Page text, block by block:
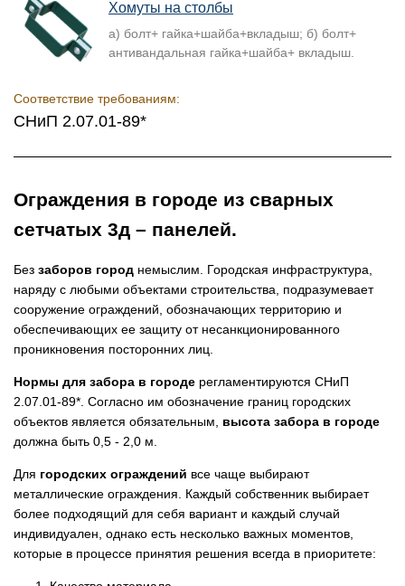
Хомуты на столбы
а) болт+ гайка+шайба+вкладыш; б) болт+
антивандальная гайка+шайба+ вкладыш.
Соответствие требованиям:
СНиП 2.07.01-89*
Ограждения в городе из сварных
сетчатых 3д – панелей.
Без заборов город немыслим. Городская инфраструктура,
наряду с любыми объектами строительства, подразумевает
сооружение ограждений, обозначающих территорию и
обеспечивающих ее защиту от несанкционированного
проникновения посторонних лиц.
Нормы для забора в городе регламентируются СНиП
2.07.01-89*. Согласно им обозначение границ городских
объектов является обязательным, высота забора в городе
должна быть 0,5 - 2,0 м.
Для городских ограждений все чаще выбирают
металлические ограждения. Каждый собственник выбирает
более подходящий для себя вариант и каждый случай
индивидуален, однако есть несколько важных моментов,
которые в процессе принятия решения всегда в приоритете: